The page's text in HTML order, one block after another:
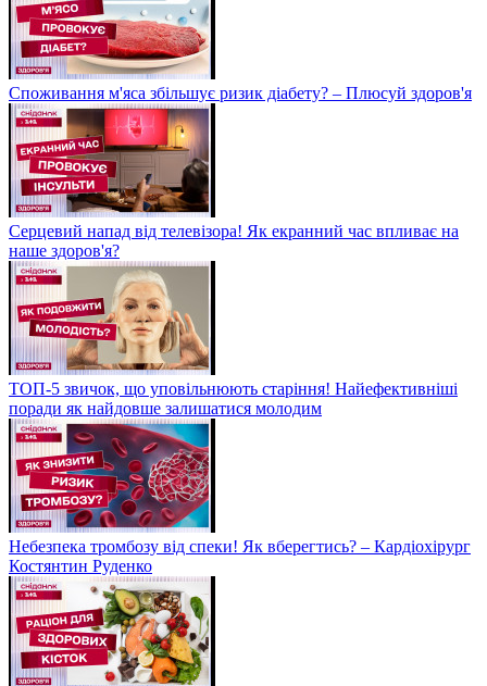
Споживання м'яса збільшує ризик діабету? – Плюсуй здоров'я
Серцевий напад від телевізора! Як екранний час впливає на
наше здоров'я?
ТОП-5 звичок, що уповільнюють старіння! Найефективніші
поради як найдовше залишатися молодим
Небезпека тромбозу від спеки! Як вберегтись? – Кардіохірург
Костянтин Руденко